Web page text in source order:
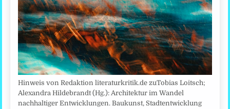
Hinweis von Redaktion literaturkritik.de zuTobias Loitsch;
Alexandra Hildebrandt (Hg.): Architektur im Wandel
nachhaltiger Entwicklungen. Baukunst, Stadtentwicklung